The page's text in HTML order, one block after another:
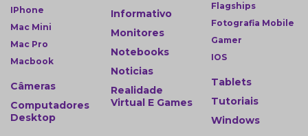
IPhone
Mac Mini
Mac Pro
Macbook
Câmeras
Computadores
Desktop
Informativo
Monitores
Notebooks
Noticias
Realidade
Virtual E Games
Flagships
Fotografia Mobile
Gamer
IOS
Tablets
Tutoriais
Windows